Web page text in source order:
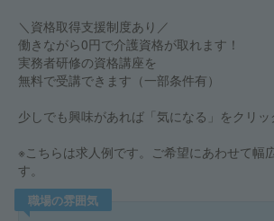
＼資格取得支援制度あり／
働きながら0円で介護資格が取れます！
実務者研修の資格講座を
無料で受講できます（一部条件有）
少しでも興味があれば「気になる」をクリッ
※こちらは求人例です。ご希望にあわせて幅
す。
職場の雰囲気